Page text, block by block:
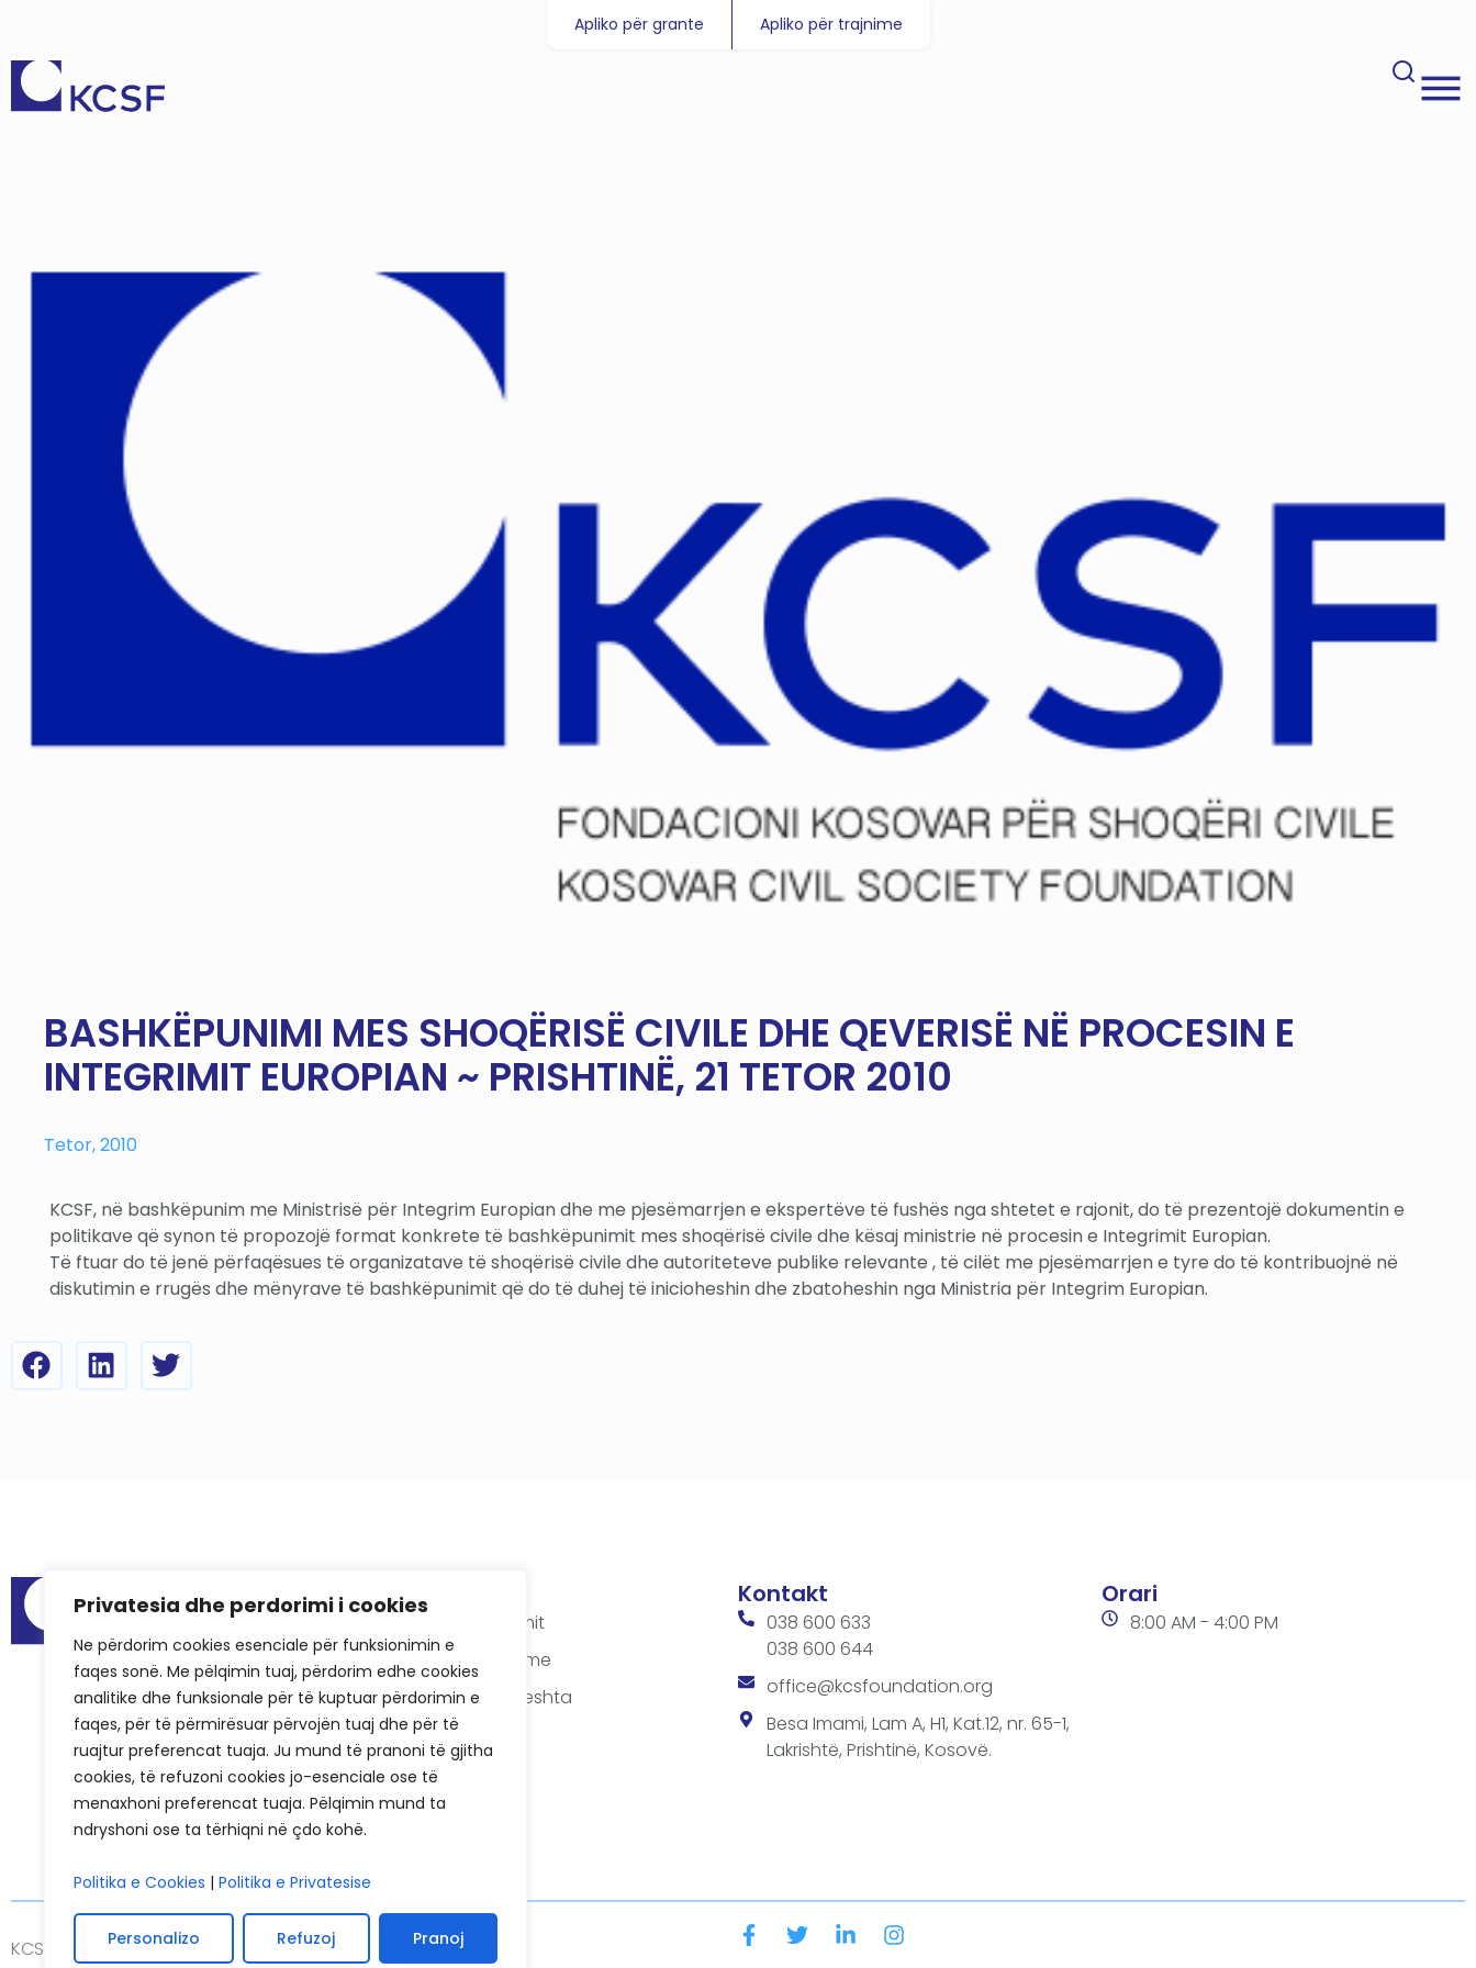
Privatesia dhe perdorimi i cookies
Ne përdorim cookies esenciale për funksionimin e
faqes sonë. Me pëlqimin tuaj, përdorim edhe cookies
analitike dhe funksionale për të kuptuar përdorimin e
faqes, për të përmirësuar përvojën tuaj dhe për të
ruajtur preferencat tuaja. Ju mund të pranoni të gjitha
cookies, të refuzoni cookies jo-esenciale ose të
menaxhoni preferencat tuaja. Pëlqimin mund ta
ndryshoni ose ta tërhiqni në çdo kohë.
Politika e Cookies | Politika e Privatesise
Personalizo Refuzoj Pranoj
Apliko për grante Apliko për trajnime
BASHKËPUNIMI MES SHOQËRISË CIVILE DHE QEVERISË NË PROCESIN E
INTEGRIMIT EUROPIAN ~ PRISHTINË, 21 TETOR 2010
Tetor, 2010
KCSF, në bashkëpunim me Ministrisë për Integrim Europian dhe me pjesëmarrjen e ekspertëve të fushës nga shtetet e rajonit, do të prezentojë dokumentin e
politikave që synon të propozojë format konkrete të bashkëpunimit mes shoqërisë civile dhe kësaj ministrie në procesin e Integrimit Europian.
Të ftuar do të jenë përfaqësues të organizatave të shoqërisë civile dhe autoriteteve publike relevante , të cilët me pjesëmarrjen e tyre do të kontribuojnë në
diskutimin e rrugës dhe mënyrave të bashkëpunimit që do të duhej të inicioheshin dhe zbatoheshin nga Ministria për Integrim Europian.
Menu
Raportet e auditimit
Hapësirat për takime
Pyetjet më të shpeshta
Rastet e suksesit
KCSF në media
Historiku i KCSF-së
Kontakt
038 600 633
038 600 644
office@kcsfoundation.org
Besa Imami, Lam A, H1, Kat.12, nr. 65-1,
Lakrishtë, Prishtinë, Kosovë.
Orari
8:00 AM - 4:00 PM
KCSF © 2026Politikat e PrivatësisëCookies